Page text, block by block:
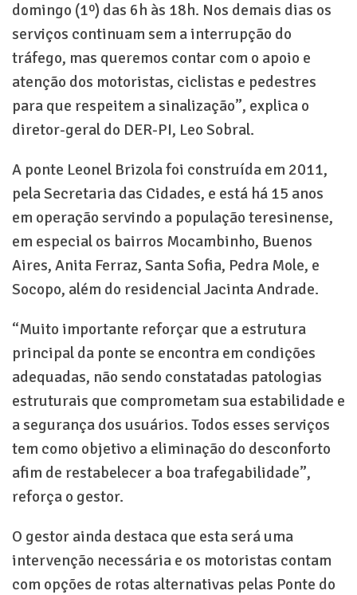
domingo (1º) das 6h às 18h. Nos demais dias os
serviços continuam sem a interrupção do
tráfego, mas queremos contar com o apoio e
atenção dos motoristas, ciclistas e pedestres
para que respeitem a sinalização”, explica o
diretor-geral do DER-PI, Leo Sobral.
A ponte Leonel Brizola foi construída em 2011,
pela Secretaria das Cidades, e está há 15 anos
em operação servindo a população teresinense,
em especial os bairros Mocambinho, Buenos
Aires, Anita Ferraz, Santa Sofia, Pedra Mole, e
Socopo, além do residencial Jacinta Andrade.
“Muito importante reforçar que a estrutura
principal da ponte se encontra em condições
adequadas, não sendo constatadas patologias
estruturais que comprometam sua estabilidade e
a segurança dos usuários. Todos esses serviços
tem como objetivo a eliminação do desconforto
afim de restabelecer a boa trafegabilidade”,
reforça o gestor.
O gestor ainda destaca que esta será uma
intervenção necessária e os motoristas contam
com opções de rotas alternativas pelas Ponte do